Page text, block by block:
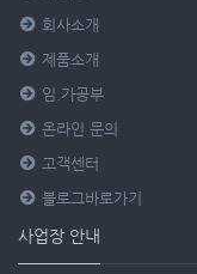
회사소개
제품소개
임.가공부
온라인 문의
고객센터
블로그바로가기
사업장 안내